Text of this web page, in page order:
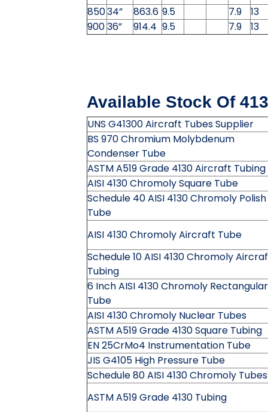
85034” 863.6 9.5 7.9
13
90036” 914.4 9.5 7.9 13
Available Stock Of
UNS G41300 Aircraft Tubes Supplier
BS 970 Chromium Molybdenum
Condenser Tube
ASTM A519 Grade 4130 Aircraft Tubing
AISI 4130 Chromoly Square Tube
Schedule 40 AISI 4130 Chromoly Polish
Tube
AISI 4130 Chromoly Aircraft Tube
Schedule 10 AISI 4130 Chromoly
Tubing
6 Inch AISI 4130 Chromoly Rectangular
Tube
AISI 4130 Chromoly Nuclear Tubes
ASTM A519 Grade 4130 Square Tubing
EN 25CrMo4 Instrumentation Tube
JIS G4105 High Pressure Tube
Schedule 80 AISI 4130 Chromoly Tubes
ASTM A519 Grade 4130 Tubing